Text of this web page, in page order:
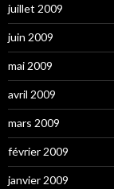
juillet 2009
juin 2009
mai 2009
avril 2009
mars 2009
février 2009
janvier 2009